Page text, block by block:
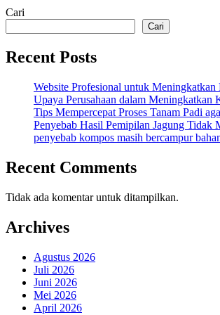
Cari
Cari
Recent Posts
Website Profesional untuk Meningkatkan
Upaya Perusahaan dalam Meningkatkan
Tips Mempercepat Proses Tanam Padi
Penyebab Hasil Pemipilan Jagung Tidak
penyebab kompos masih bercampur
Recent Comments
Tidak ada komentar untuk ditampilkan.
Archives
Agustus 2026
Juli 2026
Juni 2026
Mei 2026
April 2026